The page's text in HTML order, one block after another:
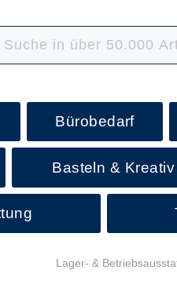
Bürobedarf
Basteln & Kreativ
Lager- &